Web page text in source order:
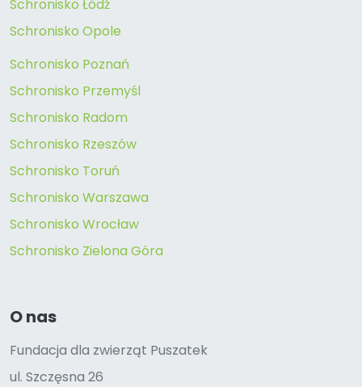
Schronisko Łódź
Schronisko Opole
Schronisko Poznań
Schronisko Przemyśl
Schronisko Radom
Schronisko Rzeszów
Schronisko Toruń
Schronisko Warszawa
Schronisko Wrocław
Schronisko Zielona Góra
O nas
Fundacja dla zwierząt Puszatek
ul. Szczęsna 26